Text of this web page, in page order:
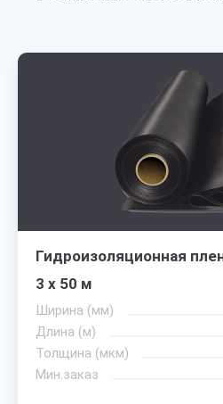
Гидроизоляционная
3 х 50 м
Ширина (мм)
Длина (м)
Толщина (мкм)
Мин.заказ